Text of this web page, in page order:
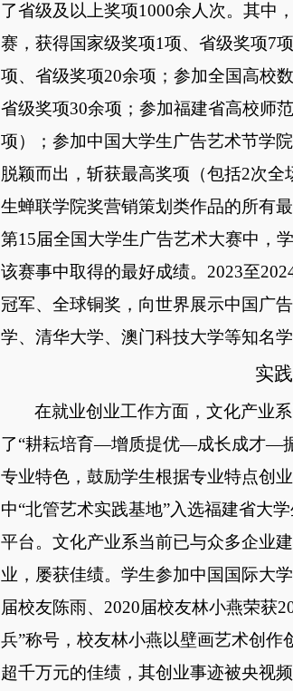
了省级及以上奖项1000余人次。其中
赛，获得国家级奖项1项、省级奖项7
项、省级奖项20余项；参加全国高校
省级奖项30余项；参加福建省高校师
项）；参加中国大学生广告艺术节学
脱颖而出，斩获最高奖项（包括2次
生蝉联学院奖营销策划类作品的所有
第15届全国大学生广告艺术大赛中，
该赛事中取得的最好成绩。2023至
冠军、全球铜奖，向世界展示中国广
学、清华大学、澳门科技大学等知名
实
在就业创业工作方面，文化产业
了“耕耘培育—增质提优—成长成才—
专业特色，鼓励学生根据专业特点创
中“北管艺术实践基地”入选福建省大
平台。文化产业系当前已与众多企业
业，屡获佳绩。学生参加中国国际大
届校友陈雨、2020届校友林小燕荣获
兵”称号，校友林小燕以壁画艺术创
超千万元的佳绩，其创业事迹被央视